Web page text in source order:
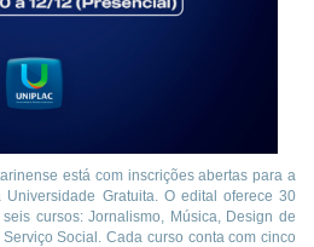
está com inscrições abertas para a
Gratuita. O edital oferece 30
cursos: Jornalismo, Música, Design de
Social. Cada curso conta com cinco